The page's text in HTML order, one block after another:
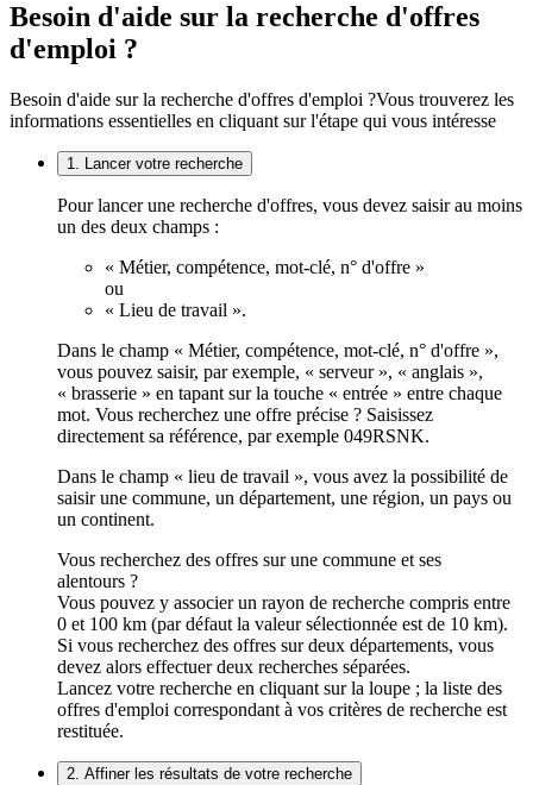
Besoin d'aide sur la recherche d'offres
d'emploi ?
Besoin d'aide sur la recherche d'offres d'emploi ?Vous trouverez les
informations essentielles en cliquant sur l'étape qui vous intéresse
1. Lancer votre recherche
Pour lancer une recherche d'offres, vous devez saisir au moins
un des deux champs :
« Métier, compétence, mot-clé, n° d'offre »
ou
« Lieu de travail ».
Dans le champ « Métier, compétence, mot-clé, n° d'offre »,
vous pouvez saisir, par exemple, « serveur », « anglais »,
« brasserie » en tapant sur la touche « entrée » entre chaque
mot. Vous recherchez une offre précise ? Saisissez
directement sa référence, par exemple 049RSNK.
Dans le champ « lieu de travail », vous avez la possibilité de
saisir une commune, un département, une région, un pays ou
un continent.
Vous recherchez des offres sur une commune et ses
alentours ?
Vous pouvez y associer un rayon de recherche compris entre
0 et 100 km (par défaut la valeur sélectionnée est de 10 km).
Si vous recherchez des offres sur deux départements, vous
devez alors effectuer deux recherches séparées.
Lancez votre recherche en cliquant sur la loupe ; la liste des
offres d'emploi correspondant à vos critères de recherche est
restituée.
2. Affiner les résultats de votre recherche